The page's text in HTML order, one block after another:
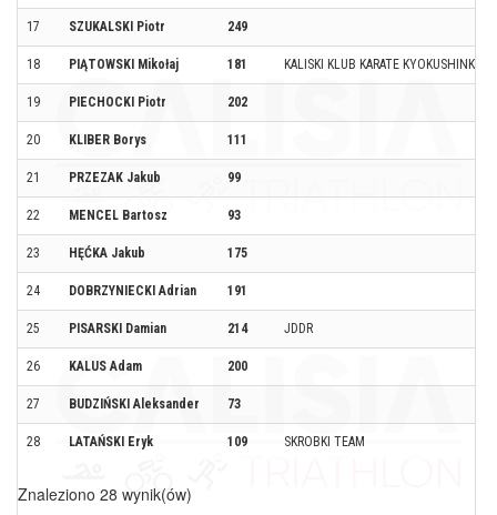
17 SZUKALSKI Piotr 249
18 PIĄTOWSKI Mikołaj 181 KALISKI KLUB KARATE KYOKUSHINKAI
19 PIECHOCKI Piotr 202
20 KLIBER Borys 111
21 PRZEZAK Jakub 99
22 MENCEL Bartosz 93
23 HĘĆKA Jakub 175
24 DOBRZYNIECKI Adrian 191
25 PISARSKI Damian 214 JDDR
26 KALUS Adam 200
27 BUDZIŃSKI Aleksander 73
28 LATAŃSKI Eryk 109 SKROBKI TEAM
Znaleziono 28 wynik(ów)